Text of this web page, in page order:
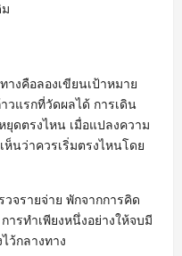
งคือลองเขียนเป้าหมาย
วแรกที่วัดผลได้ การเดิน
ดตรงไหน เมื่อแปลงความ
ห็นว่าควรเริ่มตรงไหนโดย
จรายจ่าย พักจากการคิด
รทำเพียงหนึ่งอย่างให้จบมี
ว้กลางทาง